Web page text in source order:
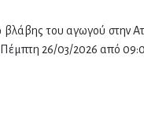
του αγωγού στην
26/03/2026 από